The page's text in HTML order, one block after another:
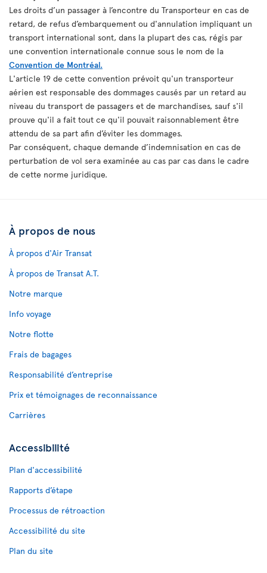
Les droits d’un passager à l’encontre du Transporteur en cas de
retard, de refus d’embarquement ou d'annulation impliquant un
transport international sont, dans la plupart des cas, régis par
une convention internationale connue sous le nom de la
Convention de Montréal.
L'article 19 de cette convention prévoit qu'un transporteur
aérien est responsable des dommages causés par un retard au
niveau du transport de passagers et de marchandises, sauf s'il
prouve qu'il a fait tout ce qu'il pouvait raisonnablement être
attendu de sa part afin d’éviter les dommages.
Par conséquent, chaque demande d’indemnisation en cas de
perturbation de vol sera examinée au cas par cas dans le cadre
de cette norme juridique.
À propos de nous
À propos d'Air Transat
À propos de Transat A.T.
Notre marque
Info voyage
Notre flotte
Frais de bagages
Responsabilité d’entreprise
Prix et témoignages de reconnaissance
Carrières
Accessibilité
Plan d'accessibilité
Rapports d’étape
Processus de rétroaction
Accessibilité du site
Plan du site